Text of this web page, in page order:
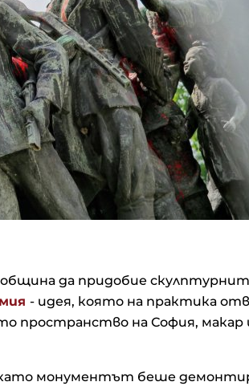
да придобие
- идея, която на практика
пространство на София, макар
като монументът беше